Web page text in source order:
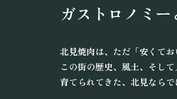
ガストロノミー
北見焼肉は、ただ「安くてお
この街の歴史、風土、 そし
育てられてきた、 北見ならで